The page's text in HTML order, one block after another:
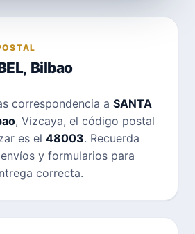
Bilbao
correspondencia a SANTA
, Vizcaya, el código postal
es el 48003. Recuerda
y formularios para
correcta.